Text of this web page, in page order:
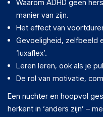
Waarom ADHD geen
manier van zijn.
Het effect van
Gevoeligheid, zelfbeeld
‘luxaflex’.
Leren leren, ook als je
De rol van motivatie,
Een nuchter en hoopvol
herkent in ‘anders zijn’ –